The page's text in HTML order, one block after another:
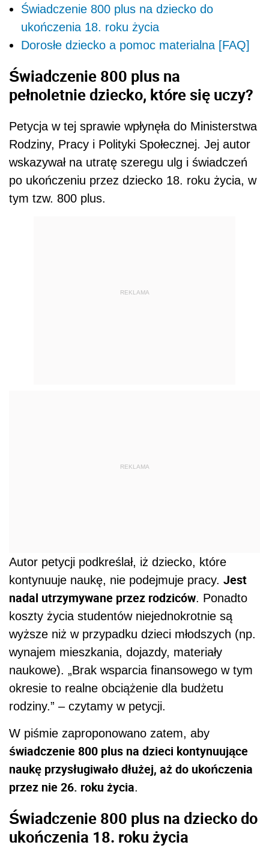
Świadczenie 800 plus na dziecko do
ukończenia 18. roku życia
Dorosłe dziecko a pomoc materialna [FAQ]
Świadczenie 800 plus na
pełnoletnie dziecko, które się uczy?
Petycja w tej sprawie wpłynęła do Ministerstwa
Rodziny, Pracy i Polityki Społecznej. Jej autor
wskazywał na utratę szeregu ulg i świadczeń
po ukończeniu przez dziecko 18. roku życia, w
tym tzw. 800 plus.
REKLAMA
REKLAMA
Autor petycji podkreślał, iż dziecko, które
kontynuuje naukę, nie podejmuje pracy. Jest
nadal utrzymywane przez rodziców. Ponadto
koszty życia studentów niejednokrotnie są
wyższe niż w przypadku dzieci młodszych (np.
wynajem mieszkania, dojazdy, materiały
naukowe). „Brak wsparcia finansowego w tym
okresie to realne obciążenie dla budżetu
rodziny.” – czytamy w petycji.
W piśmie zaproponowano zatem, aby
świadczenie 800 plus na dzieci kontynuujące
naukę przysługiwało dłużej, aż do ukończenia
przez nie 26. roku życia.
Świadczenie 800 plus na dziecko do
ukończenia 18. roku życia